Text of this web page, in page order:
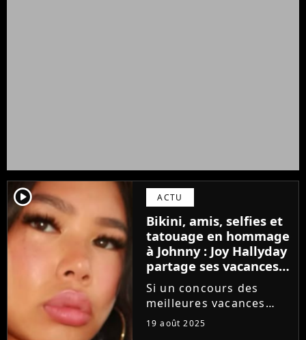
player2 ACTU
Bikini, amis, selfies et
tatouage en hommage
à Johnny : Joy Hallyday
partage ses vacances
de rêve à Saint-Barth
Si un concours des
meilleures vacances
d'été était organisé, Joy
19 août 2025